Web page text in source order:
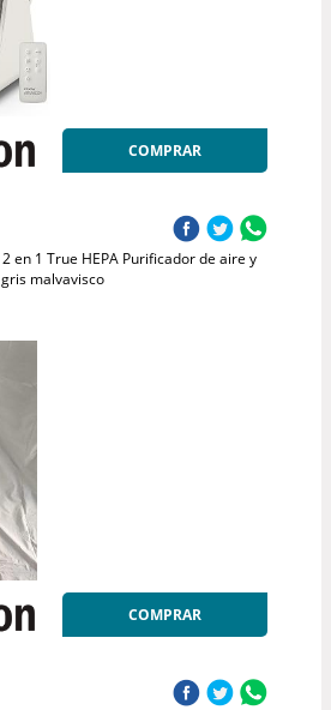
COMPRAR
en 1 True HEPA Purificador de aire y
malvavisco
COMPRAR